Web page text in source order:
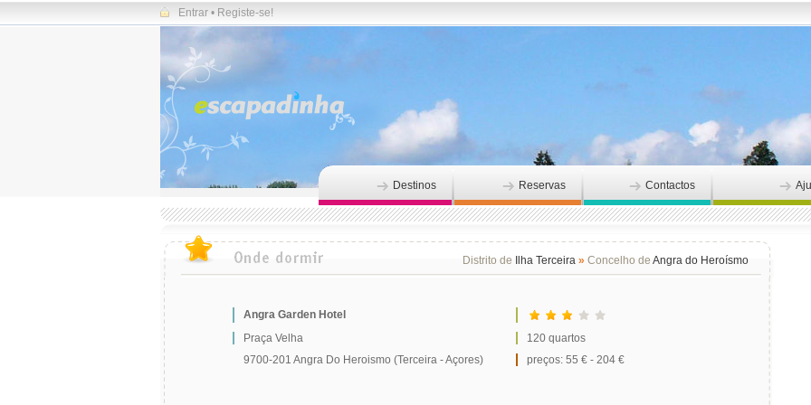
Entrar • Registe-se!
Destinos Reservas Contactos
Distrito de Ilha Terceira » Concelho de Angra do Heroísmo
Angra Garden Hotel
Praça Velha
120 quartos
9700-201 Angra Do Heroismo (Terceira - Açores)
preços: 55 € - 204 €